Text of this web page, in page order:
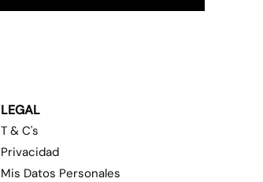
LEGAL
T & C's
Privacidad
Mis Datos Personales